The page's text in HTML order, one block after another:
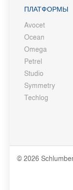
ПЛАТФОРМЫ
Avocet
Ocean
Omega
Petrel
Studio
Symmetry
Techlog
© 2026